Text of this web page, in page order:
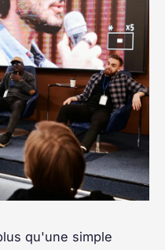
qu'une simple